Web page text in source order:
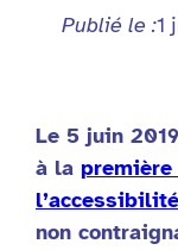
Publié le :1
Le 5 juin
à la première
non